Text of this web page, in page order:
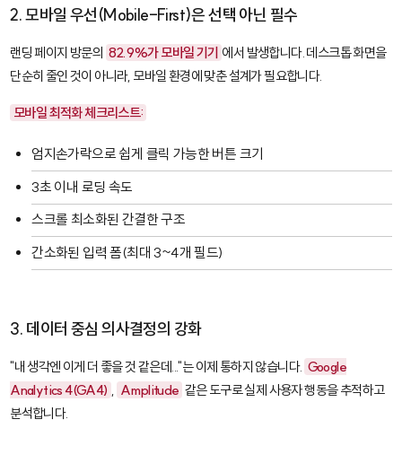
2. 모바일 우선(Mobile-First)은 선택 아닌 필수
랜딩 페이지 방문의 82.9%가 모바일 기기 에서 발생합니다. 데스크톱 화면을
단순히 줄인 것이 아니라, 모바일 환경에 맞춘 설계가 필요합니다.
모바일 최적화 체크리스트:
엄지손가락으로 쉽게 클릭 가능한 버튼 크기
3초 이내 로딩 속도
스크롤 최소화된 간결한 구조
간소화된 입력 폼(최대 3~4개 필드)
3. 데이터 중심 의사결정의 강화
"내 생각엔 이게 더 좋을 것 같은데..."는 이제 통하지 않습니다. Google
Analytics 4(GA4)
Amplitude 같은 도구로 실제 사용자 행동을 추적하고
분석합니다.